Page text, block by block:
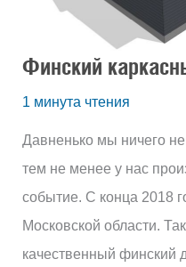
Финский
1 минута чтения
Давненько мы ничего
тем не менее у нас
событие. С конца 2018
Московской области.
качественный финский